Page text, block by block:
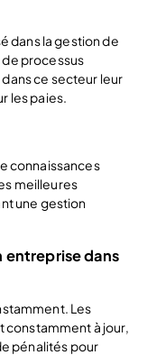
dans la gestion de
processus
ce secteur leur
les paies.
connaissances
meilleures
une gestion
entreprise dans
Les
constamment à jour,
pénalités pour